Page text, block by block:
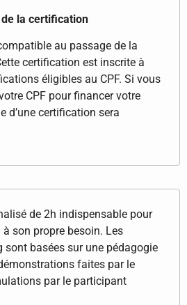
de la certification
au passage de la
certification est inscrite à
éligibles au CPF. Si vous
CPF pour financer votre
d’une certification sera
de 2h indispensable pour
son propre besoin. Les
sont basées sur une pédagogie
faites par le
par le participant